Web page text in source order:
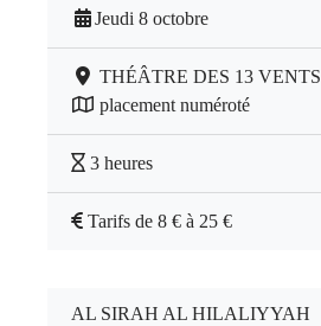
Jeudi 8 octobre
THÉÂTRE DES 13 VENTS
placement numéroté
3 heures
Tarifs de 8 € à 25 €
AL SIRAH AL HILALIYYAH